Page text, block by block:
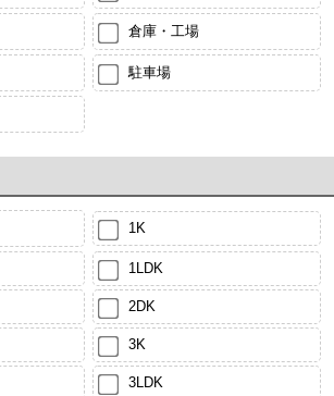
倉庫・工場
駐車場
1K
1LDK
2DK
3K
3LDK